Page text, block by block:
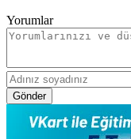
Yorumlar
Gönder